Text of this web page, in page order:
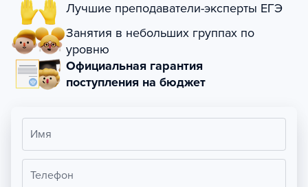
Лучшие преподаватели-эксперты ЕГЭ
Занятия в небольших группах по
уровню
Официальная гарантия
поступления на бюджет
Имя
Телефон